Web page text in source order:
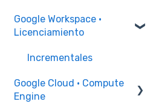
usuarios
grupos
Recursos y edificios
Problemas para enviar y
recibir correo
Configuración firma
Google Workspace ·
Licenciamiento
Incrementales
Google Cloud · Compute
Engine